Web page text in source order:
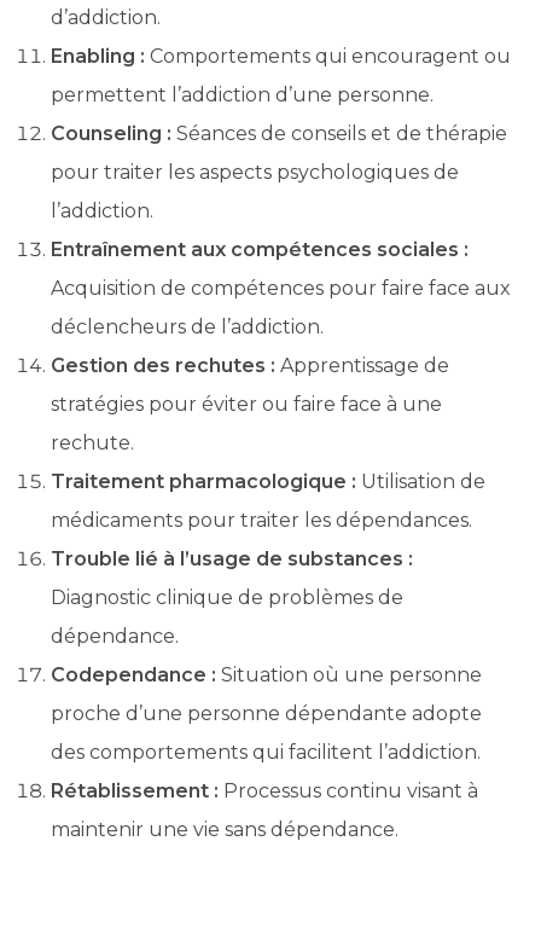
d’addiction.
Enabling : Comportements qui encouragent ou
permettent l’addiction d’une personne.
Counseling : Séances de conseils et de thérapie
pour traiter les aspects psychologiques de
l’addiction.
Entraînement aux compétences sociales :
Acquisition de compétences pour faire face aux
déclencheurs de l’addiction.
Gestion des rechutes : Apprentissage de
stratégies pour éviter ou faire face à une
rechute.
Traitement pharmacologique : Utilisation de
médicaments pour traiter les dépendances.
Trouble lié à l’usage de substances :
Diagnostic clinique de problèmes de
dépendance.
Codependance : Situation où une personne
proche d’une personne dépendante adopte
des comportements qui facilitent l’addiction.
Rétablissement : Processus continu visant à
maintenir une vie sans dépendance.